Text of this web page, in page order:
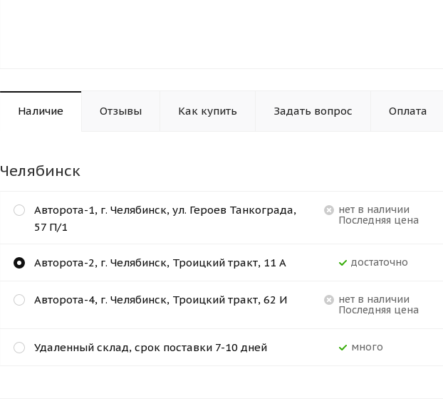
Наличие Отзывы Как купить Задать вопрос Оплата
Челябинск
Нет в наличии
Последняя цена
Авторота-1, г. Челябинск, ул. Героев Танкограда,
57 П/1
Достаточно
Авторота-2, г. Челябинск, Троицкий тракт, 11 А
Нет в наличии
Последняя цена
Авторота-4, г. Челябинск, Троицкий тракт, 62 И
Много
Удаленный склад, срок поставки 7-10 дней